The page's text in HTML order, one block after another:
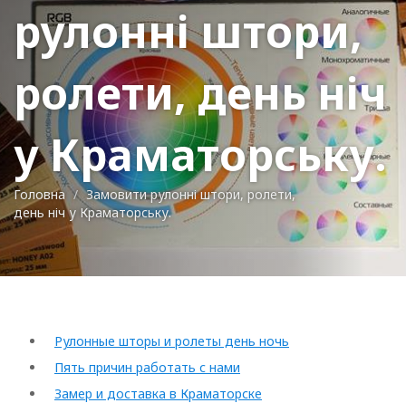
рулонні штори,
ролети, день ніч
у Краматорську.
Головна
Замовити рулонні штори, ролети,
день ніч у Краматорську.
Рулонные шторы и ролеты день ночь
Пять причин работать с нами
Замер и доставка в Краматорске